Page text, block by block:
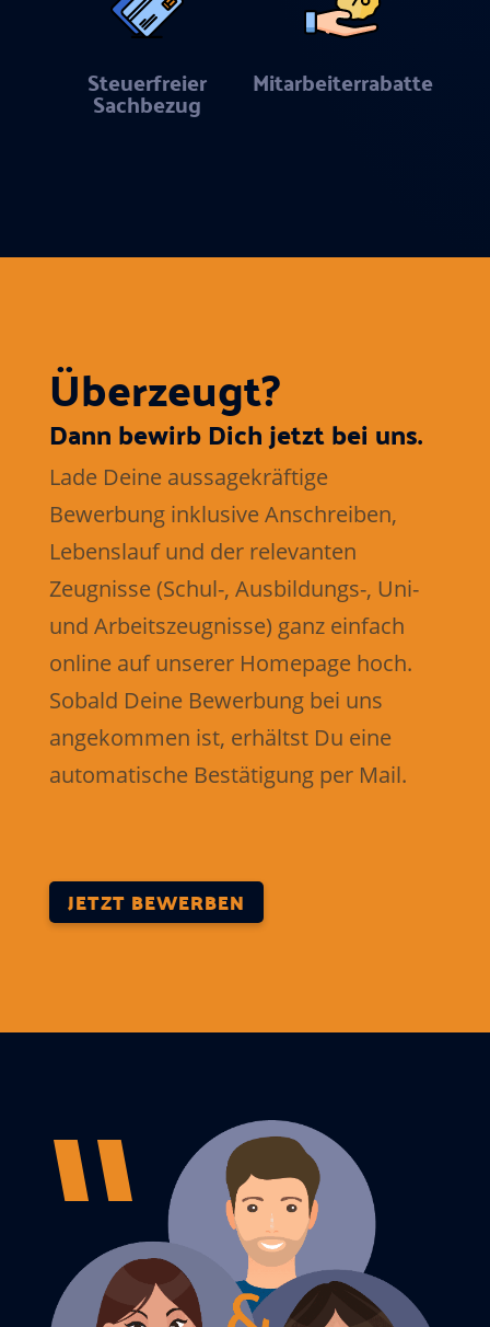
Steuerfreier
Sachbezug
Mitarbeiterrabatte
Überzeugt?
Dann bewirb Dich jetzt bei uns.
Lade Deine aussagekräftige
Bewerbung inklusive Anschreiben,
Lebenslauf und der relevanten
Zeugnisse (Schul-, Ausbildungs-, Uni-
und Arbeitszeugnisse) ganz einfach
online auf unserer Homepage hoch.
Sobald Deine Bewerbung ​bei uns
angekommen ist, erhältst Du eine
automatische Bestätigung per Mail.
JETZT BEWERBEN